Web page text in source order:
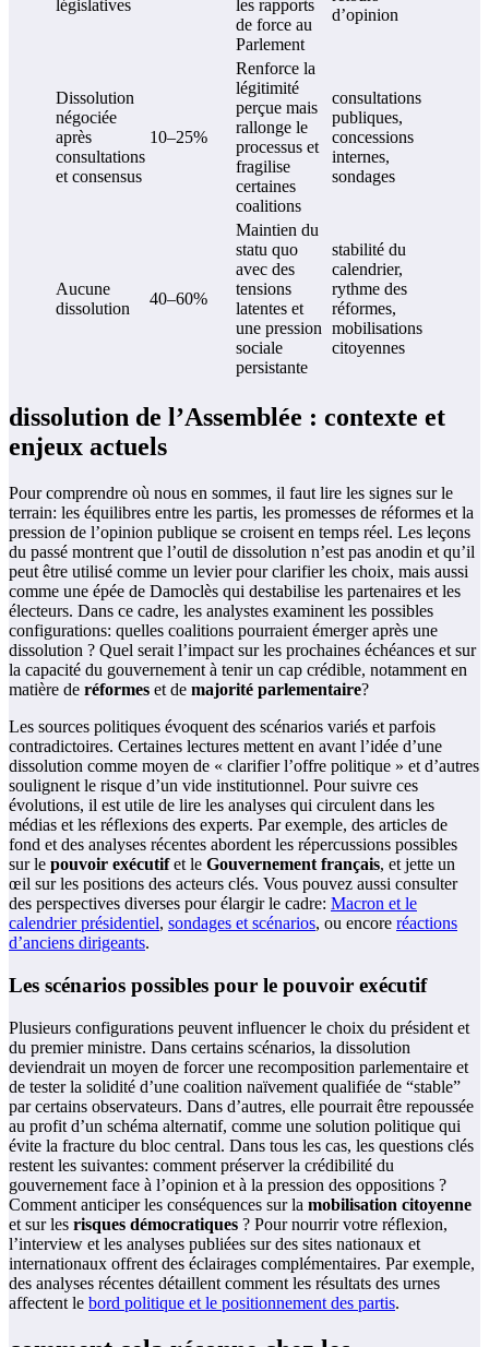
législatives
les rapports
de force au
Parlement
d’opinion
Dissolution
négociée
après
consultations
et consensus
10–25%
Renforce la
légitimité
perçue mais
rallonge le
processus et
fragilise
certaines
coalitions
consultations
publiques,
concessions
internes,
sondages
Aucune
dissolution
40–60%
Maintien du
statu quo
avec des
tensions
latentes et
une pression
sociale
persistante
stabilité du
calendrier,
rythme des
réformes,
mobilisations
citoyennes
dissolution de l’Assemblée : contexte et
enjeux actuels
Pour comprendre où nous en sommes, il faut lire les signes sur le
terrain: les équilibres entre les partis, les promesses de réformes et la
pression de l’opinion publique se croisent en temps réel. Les leçons
du passé montrent que l’outil de dissolution n’est pas anodin et qu’il
peut être utilisé comme un levier pour clarifier les choix, mais aussi
comme une épée de Damoclès qui destabilise les partenaires et les
électeurs. Dans ce cadre, les analystes examinent les possibles
configurations: quelles coalitions pourraient émerger après une
dissolution ? Quel serait l’impact sur les prochaines échéances et sur
la capacité du gouvernement à tenir un cap crédible, notamment en
matière de réformes et de majorité parlementaire?
Les sources politiques évoquent des scénarios variés et parfois
contradictoires. Certaines lectures mettent en avant l’idée d’une
dissolution comme moyen de « clarifier l’offre politique » et d’autres
soulignent le risque d’un vide institutionnel. Pour suivre ces
évolutions, il est utile de lire les analyses qui circulent dans les
médias et les réflexions des experts. Par exemple, des articles de
fond et des analyses récentes abordent les répercussions possibles
sur le pouvoir exécutifet le Gouvernement français, et jette un
œil sur les positions des acteurs clés. Vous pouvez aussi consulter
des perspectives diverses pour élargir le cadre: Macron et le
calendrier présidentiel, sondages et scénarios, ou encore réactions
d’anciens dirigeants.
Les scénarios possibles pour le pouvoir exécutif
Plusieurs configurations peuvent influencer le choix du président et
du premier ministre. Dans certains scénarios, la dissolution
deviendrait un moyen de forcer une recomposition parlementaire et
de tester la solidité d’une coalition naïvement qualifiée de “stable”
par certains observateurs. Dans d’autres, elle pourrait être repoussée
au profit d’un schéma alternatif, comme une solution politique qui
évite la fracture du bloc central. Dans tous les cas, les questions clés
restent les suivantes: comment préserver la crédibilité du
gouvernement face à l’opinion et à la pression des oppositions ?
Comment anticiper les conséquences sur la mobilisation citoyenne
et sur les risques démocratiques ? Pour nourrir votre réflexion,
l’interview et les analyses publiées sur des sites nationaux et
internationaux offrent des éclairages complémentaires. Par exemple,
des analyses récentes détaillent comment les résultats des urnes
affectent le bord politique et le positionnement des partis.